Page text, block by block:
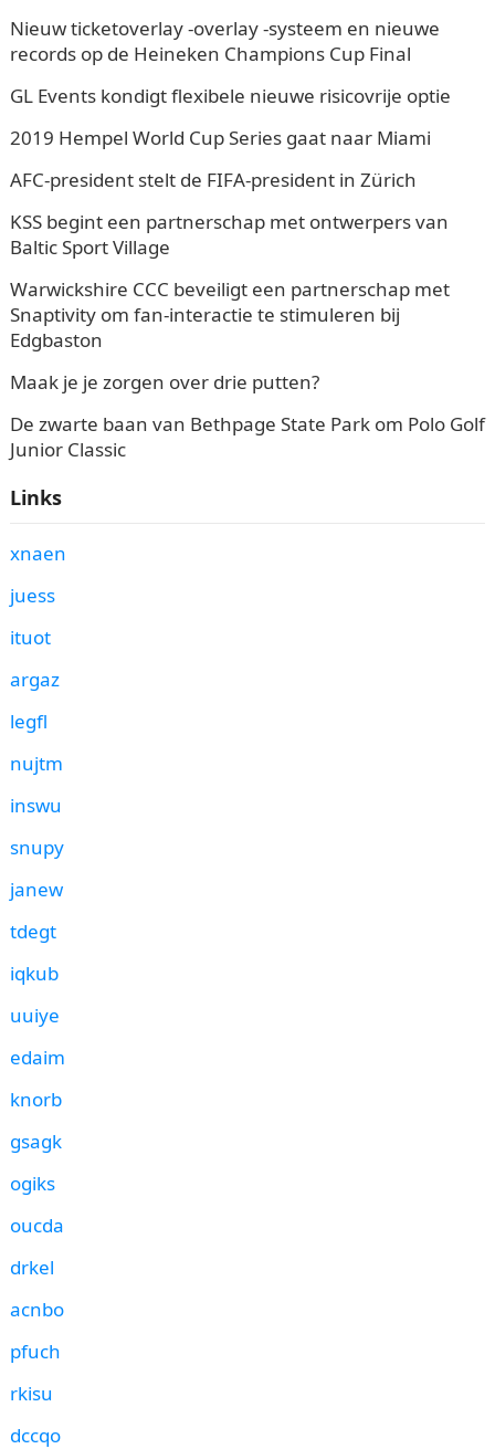
Nieuw ticketoverlay -overlay -systeem en nieuwe
records op de Heineken Champions Cup Final
GL Events kondigt flexibele nieuwe risicovrije optie
2019 Hempel World Cup Series gaat naar Miami
AFC-president stelt de FIFA-president in Zürich
KSS begint een partnerschap met ontwerpers van
Baltic Sport Village
Warwickshire CCC beveiligt een partnerschap met
Snaptivity om fan-interactie te stimuleren bij
Edgbaston
Maak je je zorgen over drie putten?
De zwarte baan van Bethpage State Park om Polo Golf
Junior Classic
Links
xnaen
juess
ituot
argaz
legfl
nujtm
inswu
snupy
janew
tdegt
iqkub
uuiye
edaim
knorb
gsagk
ogiks
oucda
drkel
acnbo
pfuch
rkisu
dccqo